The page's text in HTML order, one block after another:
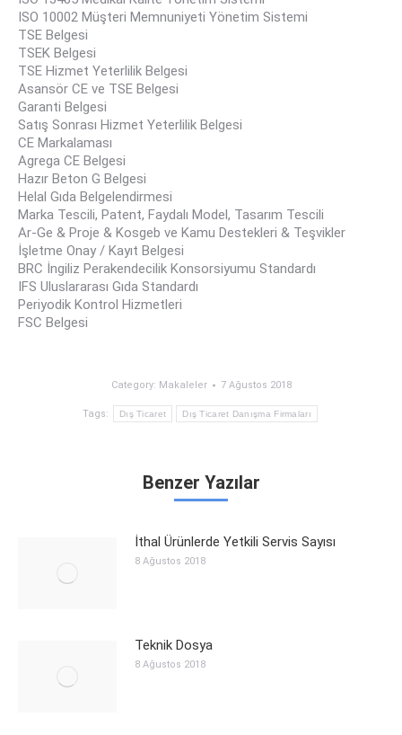
ISO 10002 Müşteri Memnuniyeti Yönetim Sistemi
TSE Belgesi
TSEK Belgesi
TSE Hizmet Yeterlilik Belgesi
Asansör CE ve TSE Belgesi
Garanti Belgesi
Satış Sonrası Hizmet Yeterlilik Belgesi
CE Markalaması
Agrega CE Belgesi
Hazır Beton G Belgesi
Helal Gıda Belgelendirmesi
Marka Tescili, Patent, Faydalı Model, Tasarım Tescili
Ar-Ge & Proje & Kosgeb ve Kamu Destekleri & Teşvikler
İşletme Onay / Kayıt Belgesi
BRC İngiliz Perakendecilik Konsorsiyumu Standardı
IFS Uluslararası Gıda Standardı
Periyodik Kontrol Hizmetleri
FSC Belgesi
Category: Makaleler 7 Ağustos 2018
Tags: Dış Ticaret Dış Ticaret Danışma Firmaları
Benzer Yazılar
İthal Ürünlerde Yetkili Servis Sayısı
8 Ağustos 2018
Teknik Dosya
8 Ağustos 2018